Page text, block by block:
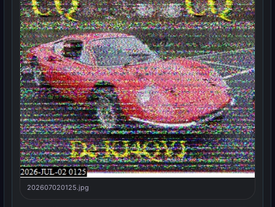
202607020125.jpg